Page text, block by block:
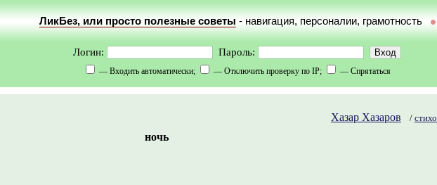
ЛикБез, или просто полезные советы - навигация, персоналии, грамотность
Логин: Пароль:
— Входить автоматически; — Отключить проверку по IP; — Спрятаться
Хазар Хазаров / стихо
ночь